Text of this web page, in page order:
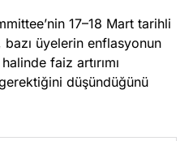
17–18 Mart tarihli
bazı üyelerin enflasyonun
faiz artırımı
düşündüğünü